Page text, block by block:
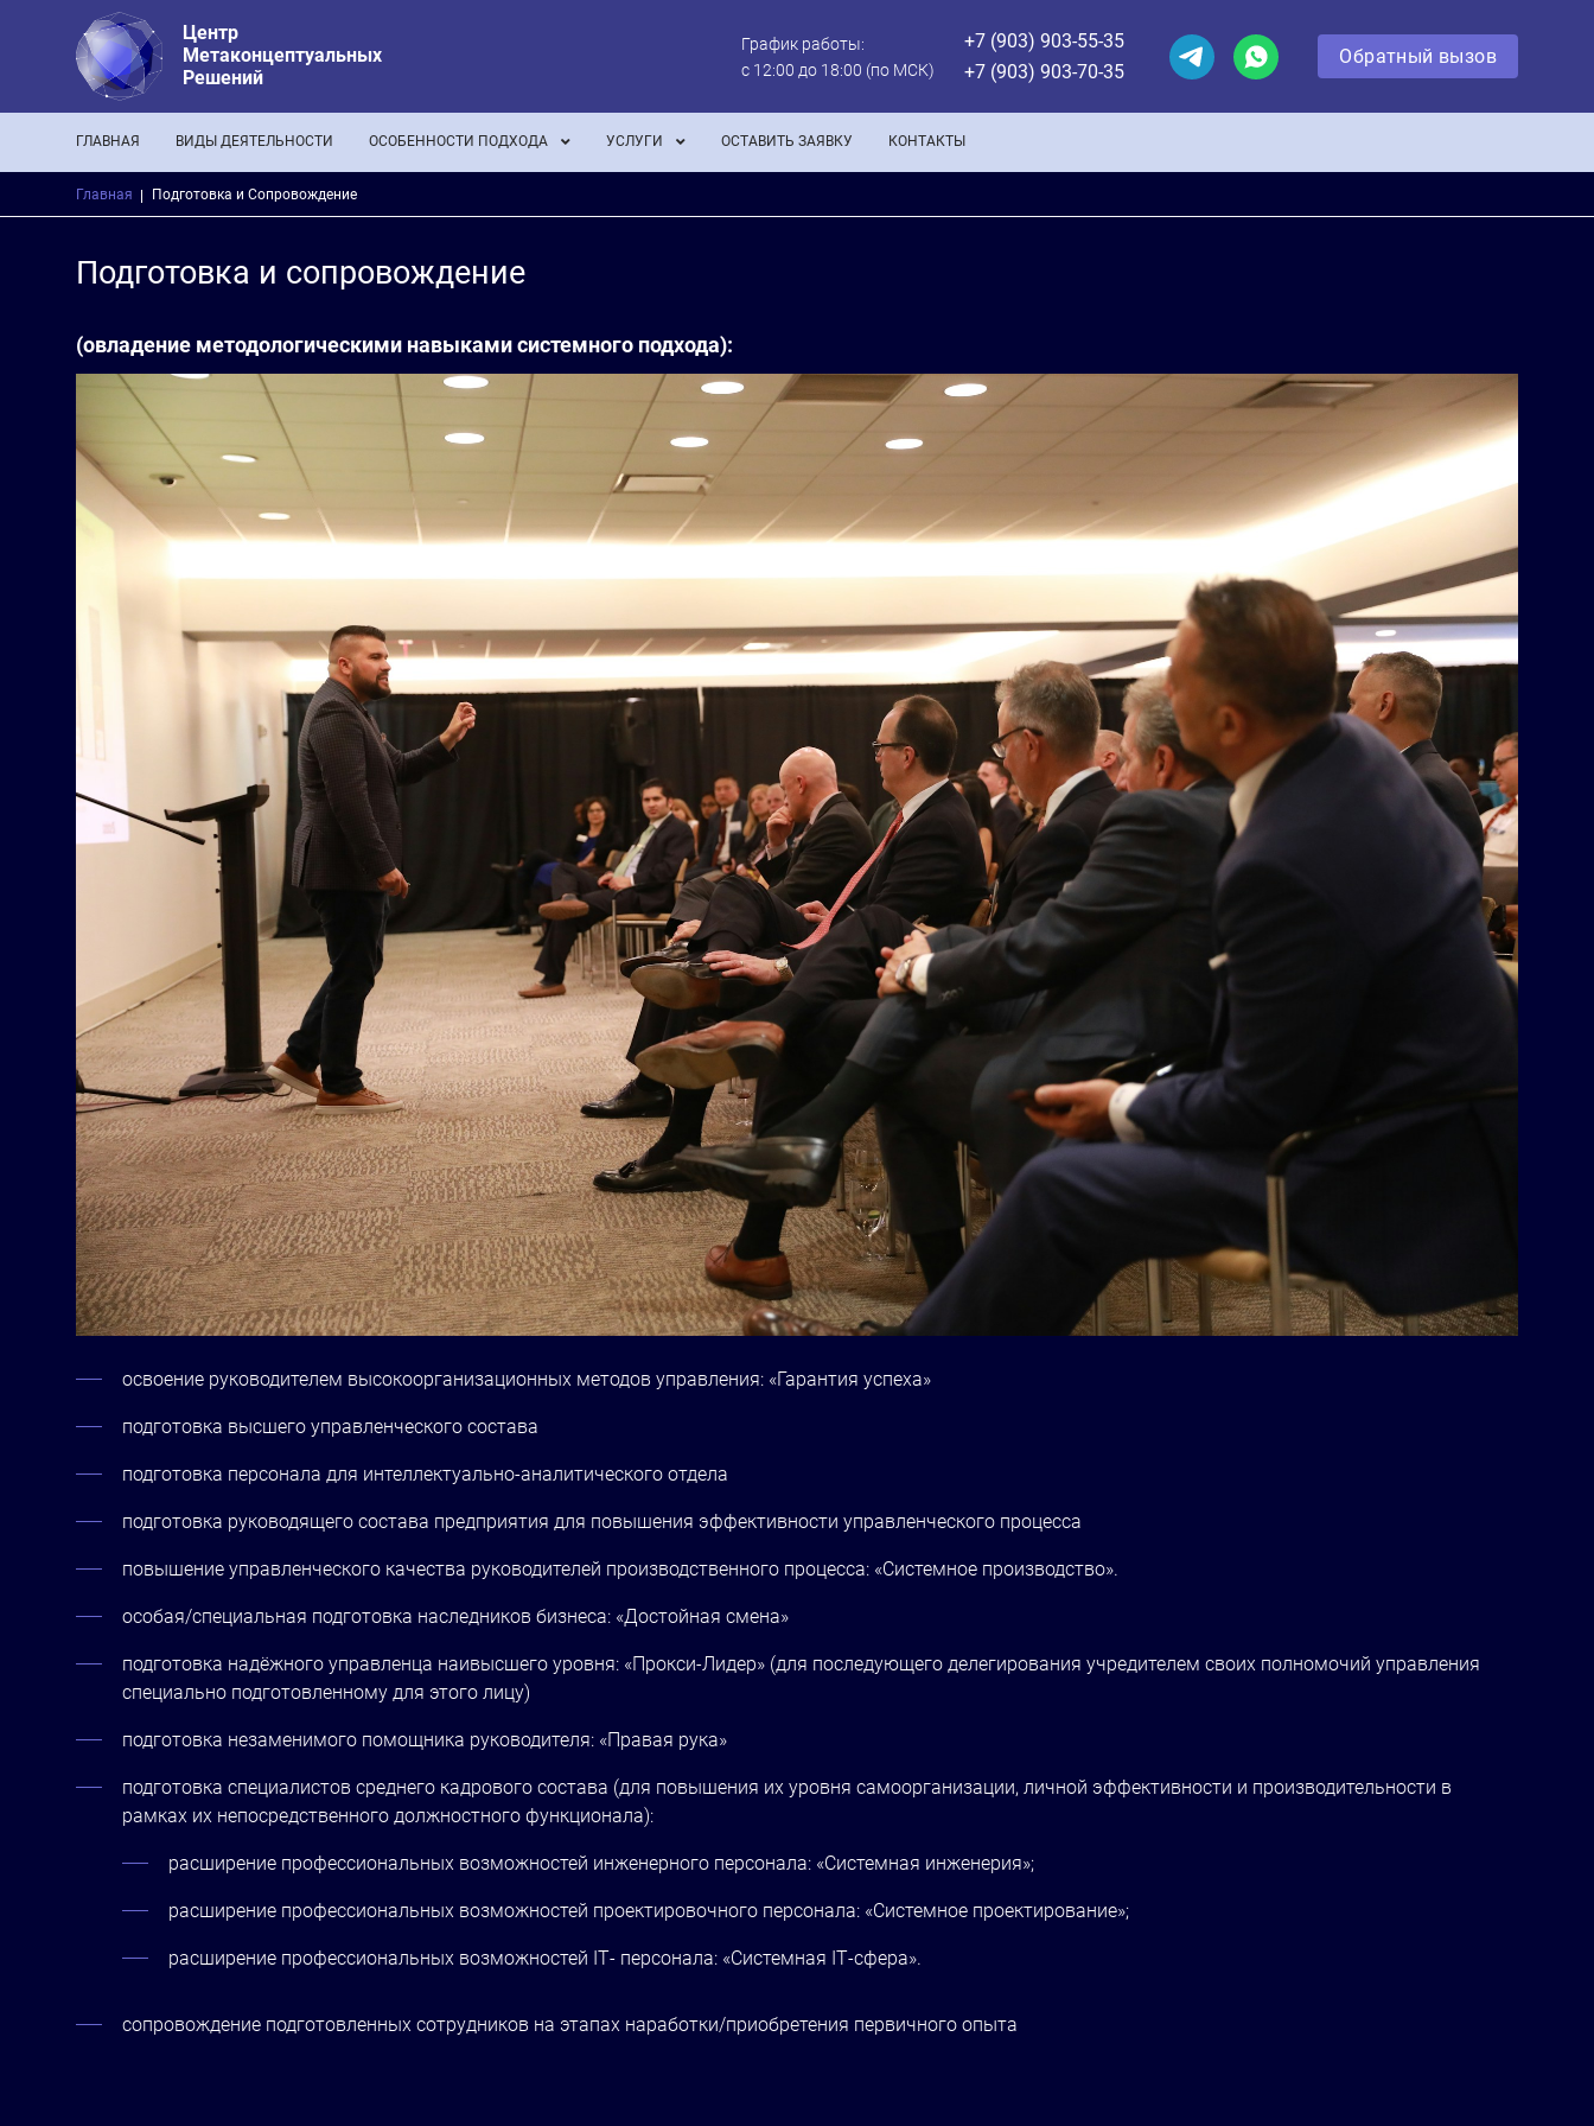
Центр
Метаконцептуальных
Решений
График работы:
с 12:00 до 18:00 (по МСК)
+7 (903) 903-55-35
+7 (903) 903-70-35
Обратный вызов
Основная навигация
ГЛАВНАЯ ВИДЫ ДЕЯТЕЛЬНОСТИ ОСОБЕННОСТИ ПОДХОДА УСЛУГИ ОСТАВИТЬ ЗАЯВКУ КОНТАКТЫ
Строка навигации
Главная Подготовка и Сопровождение
Подготовка и сопровождение
(овладение методологическими навыками системного подхода):
освоение руководителем высокоорганизационных методов управления: «Гарантия успеха»
подготовка высшего управленческого состава
подготовка персонала для интеллектуально-аналитического отдела
подготовка руководящего состава предприятия для повышения эффективности управленческого процесса
повышение управленческого качества руководителей производственного процесса: «Системное производство».
особая/специальная подготовка наследников бизнеса: «Достойная смена»
подготовка надёжного управленца наивысшего уровня: «Прокси-Лидер» (для последующего делегирования учредителем своих полномочий управления
специально подготовленному для этого лицу)
подготовка незаменимого помощника руководителя: «Правая рука»
подготовка специалистов среднего кадрового состава (для повышения их уровня самоорганизации, личной эффективности и производительности в
рамках их непосредственного должностного функционала):
расширение профессиональных возможностей инженерного персонала: «Системная инженерия»;
расширение профессиональных возможностей проектировочного персонала: «Системное проектирование»;
расширение профессиональных возможностей IT- персонала: «Системная IT-сфера».
сопровождение подготовленных сотрудников на этапах наработки/приобретения первичного опыта